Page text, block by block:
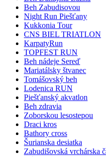
Beh Zabudisovou
Night Run Piešťany
Kukkonia Tour
CNS BIEL TRIATLON
KarpatyRun
TOPFEST RUN
Beh nádeje Sereď
Mariatálsky štvanec
Tomášovský beh
Lodenica RUN
Piešťanský akvatlon
Beh zdravia
Zoborskou lesostepou
Draci kros
Bathory cross
Šurianska desiatka
Zabudišovská vrchárska